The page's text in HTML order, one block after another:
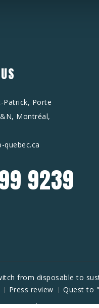
Patrick, Porte
Montréal,
quebec.ca
9239
from disposable to
Press review Quest to
-Bar Rubinstein